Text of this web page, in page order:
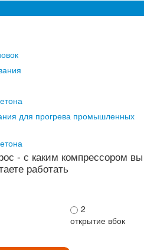
для прогрева промышленных
- с каким компрессором вы
работать
2
открытие вбок